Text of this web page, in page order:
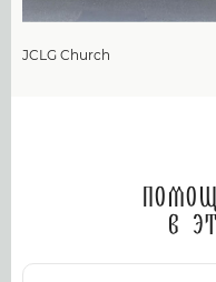
JCLG Church
в